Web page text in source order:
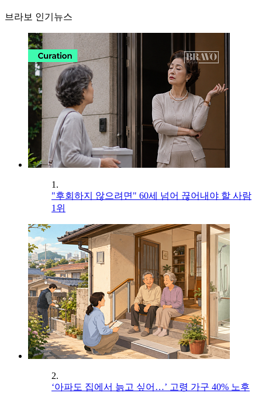
브라보 인기뉴스
1.
"후회하지 않으려면" 60세 넘어 끊어내야 할 사람
1위
2.
‘아파도 집에서 늙고 싶어…’ 고령 가구 40% 노후